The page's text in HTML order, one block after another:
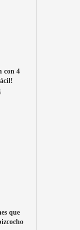
con 4
que